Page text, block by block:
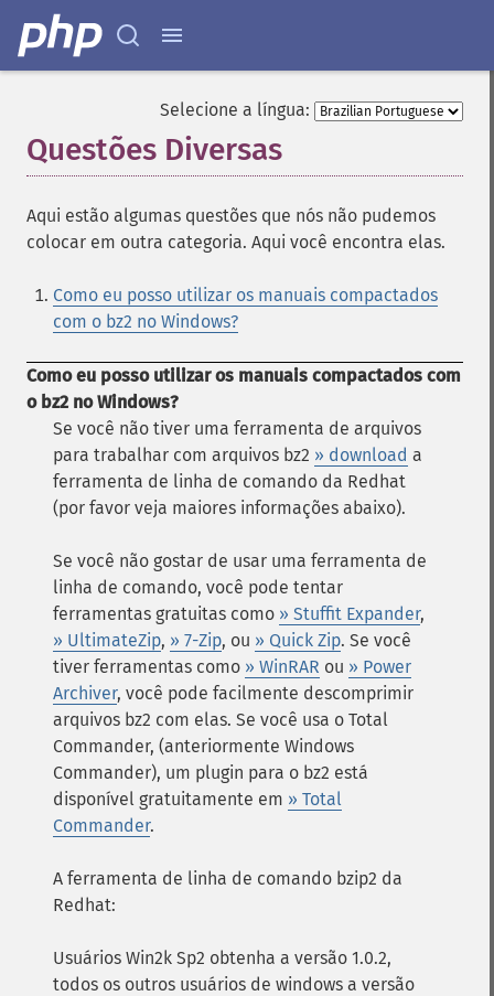
Selecione a língua:
Questões Diversas
Aqui estão algumas questões que nós não pudemos
colocar em outra categoria. Aqui você encontra elas.
Como eu posso utilizar os manuais compactados
com o bz2 no Windows?
Como eu posso utilizar os manuais compactados com
o bz2 no Windows?
Se você não tiver uma ferramenta de arquivos
para trabalhar com arquivos bz2 » download a
ferramenta de linha de comando da Redhat
(por favor veja maiores informações abaixo).
Se você não gostar de usar uma ferramenta de
linha de comando, você pode tentar
ferramentas gratuitas como » Stuffit Expander,
» UltimateZip, » 7-Zip, ou » Quick Zip. Se você
tiver ferramentas como » WinRAR ou » Power
Archiver, você pode facilmente descomprimir
arquivos bz2 com elas. Se você usa o Total
Commander, (anteriormente Windows
Commander), um plugin para o bz2 está
disponível gratuitamente em » Total
Commander.
A ferramenta de linha de comando bzip2 da
Redhat:
Usuários Win2k Sp2 obtenha a versão 1.0.2,
todos os outros usuários de windows a versão